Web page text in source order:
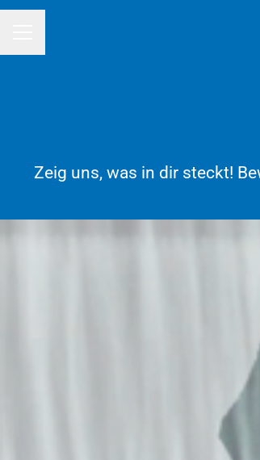
Zeig uns, was in dir steckt!